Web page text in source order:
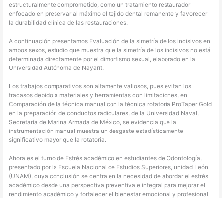
estructuralmente comprometido, como un tratamiento restaurador
enfocado en preservar al máximo el tejido dental remanente y favorecer
la durabilidad clínica de las restauraciones.
A continuación presentamos Evaluación de la simetría de los incisivos en
ambos sexos, estudio que muestra que la simetría de los incisivos no está
determinada directamente por el dimorfismo sexual, elaborado en la
Universidad Autónoma de Nayarit.
Los trabajos comparativos son altamente valiosos, pues evitan los
fracasos debido a materiales y herramientas con limitaciones, en
Comparación de la técnica manual con la técnica rotatoria ProTaper Gold
en la preparación de conductos radiculares, de la Universidad Naval,
Secretaría de Marina Armada de México, se evidencia que la
instrumentación manual muestra un desgaste estadísticamente
significativo mayor que la rotatoria.
Ahora es el turno de Estrés académico en estudiantes de Odontología,
presentado por la Escuela Nacional de Estudios Superiores, unidad León
(UNAM), cuya conclusión se centra en la necesidad de abordar el estrés
académico desde una perspectiva preventiva e integral para mejorar el
rendimiento académico y fortalecer el bienestar emocional y profesional